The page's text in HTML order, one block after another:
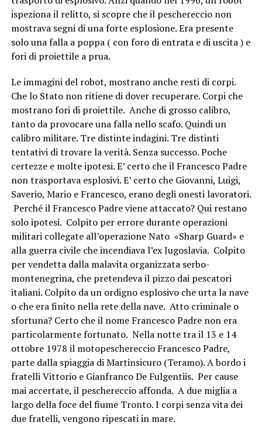
ispeziona il relitto, si scopre che il peschereccio non
mostrava segni di una forte esplosione. Era presente
solo una falla a poppa ( con foro di entrata e di uscita ) e
fori di proiettile a prua.
Le immagini del robot, mostrano anche resti di corpi.
Che lo Stato non ritiene di dover recuperare. Corpi che
mostrano fori di proiettile. Anche di grosso calibro,
tanto da provocare una falla nello scafo. Quindi un
calibro militare. Tre distinte indagini. Tre distinti
tentativi di trovare la verità. Senza successo. Poche
certezze e molte ipotesi. E’ certo che il Francesco Padre
non trasportava esplosivi. E’ certo che Giovanni, Luigi,
Saverio, Mario e Francesco, erano degli onesti lavoratori.
Perché il Francesco Padre viene attaccato? Qui restano
solo ipotesi. Colpito per errore durante operazioni
militari collegate all’operazione Nato «Sharp Guard» e
alla guerra civile che incendiava l’ex Jugoslavia. Colpito
per vendetta dalla malavita organizzata serbo-
montenegrina, che pretendeva il pizzo dai pescatori
italiani. Colpito da un ordigno esplosivo che urta la nave
o che era finito nella rete della nave. Atto criminale o
sfortuna? Certo che il nome Francesco Padre non era
particolarmente fortunato. Nella notte tra il 13 e 14
ottobre 1978 il motopeschereccio Francesco Padre,
parte dalla spiaggia di Martinsicuro (Teramo). A bordo i
fratelli Vittorio e Gianfranco De Fulgentiis. Per cause
mai accertate, il peschereccio affonda. A due miglia a
largo della foce del fiume Tronto. I corpi senza vita dei
due fratelli, vengono ripescati in mare.